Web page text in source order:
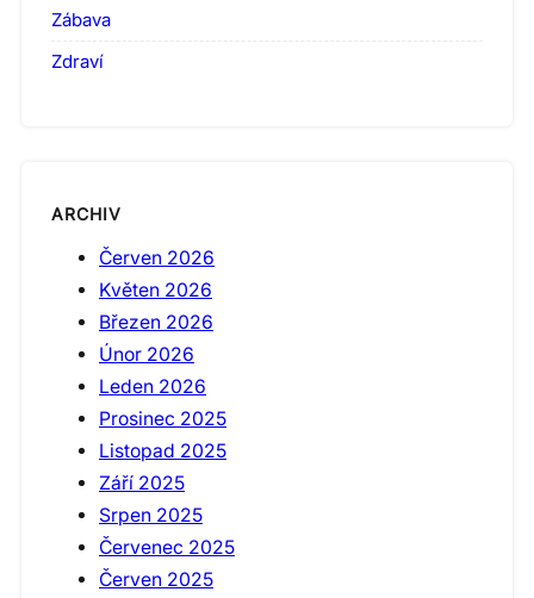
Zábava
Zdraví
ARCHIV
Červen 2026
Květen 2026
Březen 2026
Únor 2026
Leden 2026
Prosinec 2025
Listopad 2025
Září 2025
Srpen 2025
Červenec 2025
Červen 2025